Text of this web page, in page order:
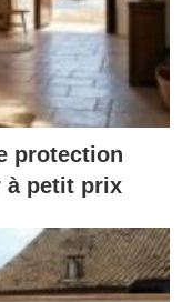
protection
à petit prix